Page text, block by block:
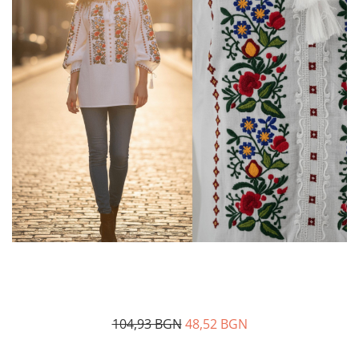
Дамски панталони
Дамски пуловери
Дамски сака
Дамски спортни комплекти
Дамски тениски
Дамски якета
Жилетка
Поли
Пояси за момчета
104,93 BGN 48,52 BGN